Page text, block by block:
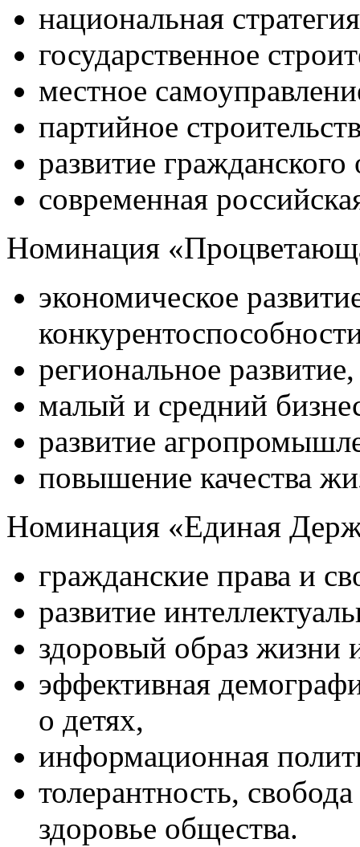
национальная
государственное
местное
партийное
развитие
современная
Номинация
экономическое
региональное развитие,
малый и средний
развитие
повышение качества
Номинация «Единая
гражданские права и
развитие
здоровый образ жизни
эффективная
о детях,
информационная
толерантность,
здоровье общества.